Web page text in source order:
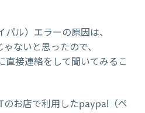
ル）エラーの原因は、
ないと思ったので、
接連絡をして聞いてみるこ
お店で利用したpaypal（ペ